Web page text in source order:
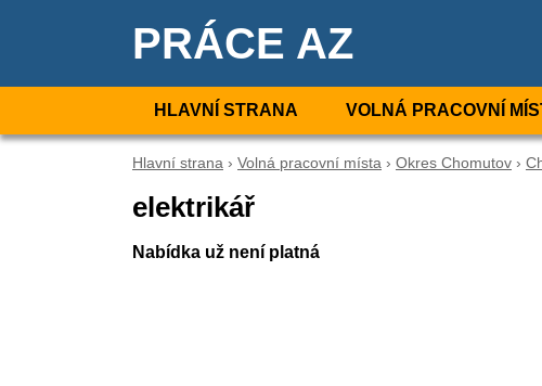
PRÁCE AZ
HLAVNÍ STRANA VOLNÁ PRACOVNÍ
Hlavní strana › Volná pracovní místa › Okres Chomutov ›
elektrikář
Nabídka už není platná